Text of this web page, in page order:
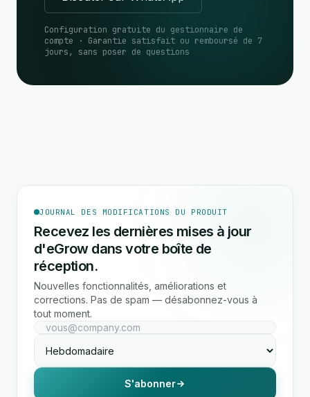
Configuration gratuite du gestionnaire de
compte · Garantie satisfait ou remboursé de 7
jours, sans poser de questions
JOURNAL DES MODIFICATIONS DU PRODUIT
Recevez les dernières mises à jour
d'eGrow dans votre boîte de
réception.
Nouvelles fonctionnalités, améliorations et
corrections. Pas de spam — désabonnez-vous à
tout moment.
S'abonner